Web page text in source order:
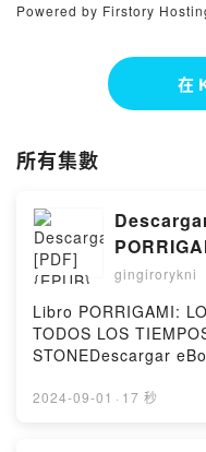
Powered by Firstory
在
所有集數
PORROS
gingirorykni
Libro PORRIGAMI:
TODOS LOS
STONEDescargar
línea PORRIGAMI:
2024-09-01 · 17 秒